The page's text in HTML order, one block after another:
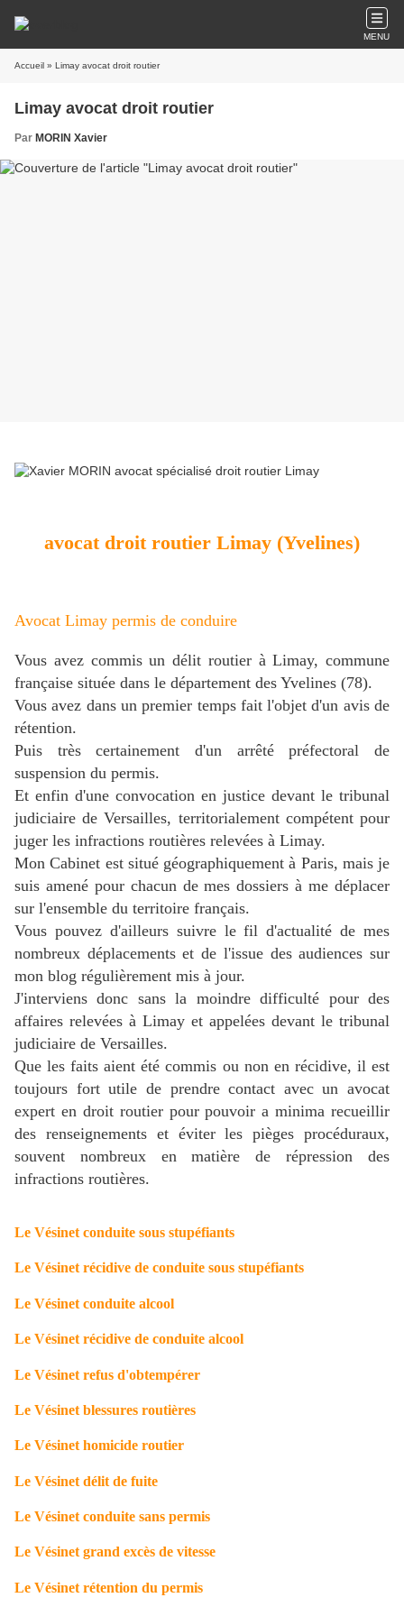
MENU
Accueil » Limay avocat droit routier
Limay avocat droit routier
Par MORIN Xavier
avocat droit routier Limay (Yvelines)
Avocat Limay permis de conduire
Vous avez commis un délit routier à Limay, commune
française située dans le département des Yvelines (78).
Vous avez dans un premier temps fait l'objet d'un avis de
rétention.
Puis très certainement d'un arrêté préfectoral de
suspension du permis.
Et enfin d'une convocation en justice devant le tribunal
judiciaire de Versailles, territorialement compétent pour
juger les infractions routières relevées à Limay.
Mon Cabinet est situé géographiquement à Paris, mais je
suis amené pour chacun de mes dossiers à me déplacer
sur l'ensemble du territoire français.
Vous pouvez d'ailleurs suivre le fil d'actualité de mes
nombreux déplacements et de l'issue des audiences sur
mon blog régulièrement mis à jour.
J'interviens donc sans la moindre difficulté pour des
affaires relevées à Limay et appelées devant le tribunal
judiciaire de Versailles.
Que les faits aient été commis ou non en récidive, il est
toujours fort utile de prendre contact avec un avocat
expert en droit routier pour pouvoir a minima recueillir
des renseignements et éviter les pièges procéduraux,
souvent nombreux en matière de répression des
infractions routières.
Le Vésinet conduite sous stupéfiants
Le Vésinet récidive de conduite sous stupéfiants
Le Vésinet conduite alcool
Le Vésinet récidive de conduite alcool
Le Vésinet refus d'obtempérer
Le Vésinet blessures routières
Le Vésinet homicide routier
Le Vésinet délit de fuite
Le Vésinet conduite sans permis
Le Vésinet grand excès de vitesse
Le Vésinet rétention du permis